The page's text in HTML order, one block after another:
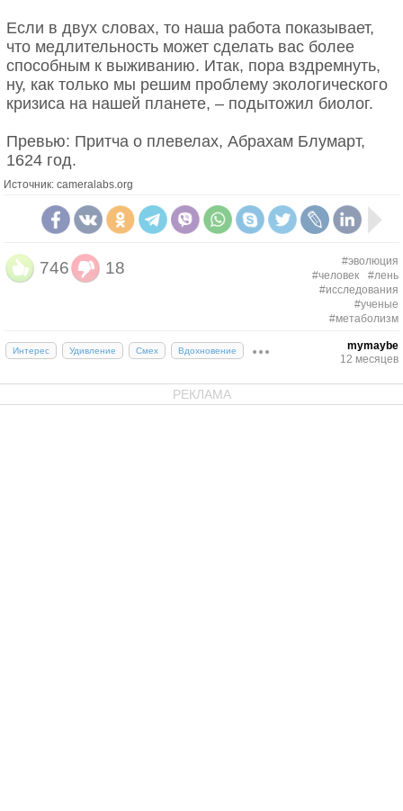
Если в двух словах, то наша работа показывает,
что медлительность может сделать вас более
способным к выживанию. Итак, пора вздремнуть,
ну, как только мы решим проблему экологического
кризиса на нашей планете, – подытожил биолог.
Превью: Притча о плевелах, Абрахам Блумарт,
1624 год.
Источник: cameralabs.org
746 18
#эволюция
#человек
#лень
#исследования
#ученые
#метаболизм
Интерес Удивление Смех Вдохновение
mymaybe
12 месяцев
РЕКЛАМА